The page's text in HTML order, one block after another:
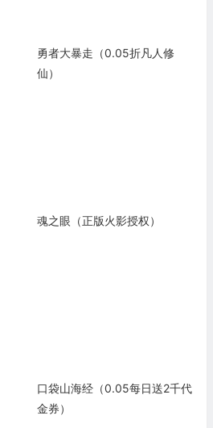
勇者大暴走（0.05折凡人修
仙）
魂之眼（正版火影授权）
口袋山海经（0.05每日送2千代
金券）